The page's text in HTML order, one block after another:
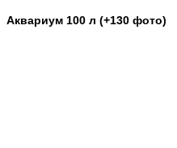
Аквариум 100 л (+130 фото)